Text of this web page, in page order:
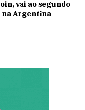
vai ao segundo
na Argentina